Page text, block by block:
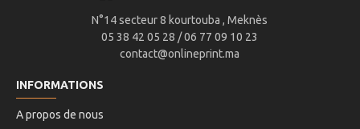
N°14 secteur 8 kourtouba , Meknès
05 38 42 05 28 / 06 77 09 10 23
contact@onlineprint.ma
INFORMATIONS
A propos de nous